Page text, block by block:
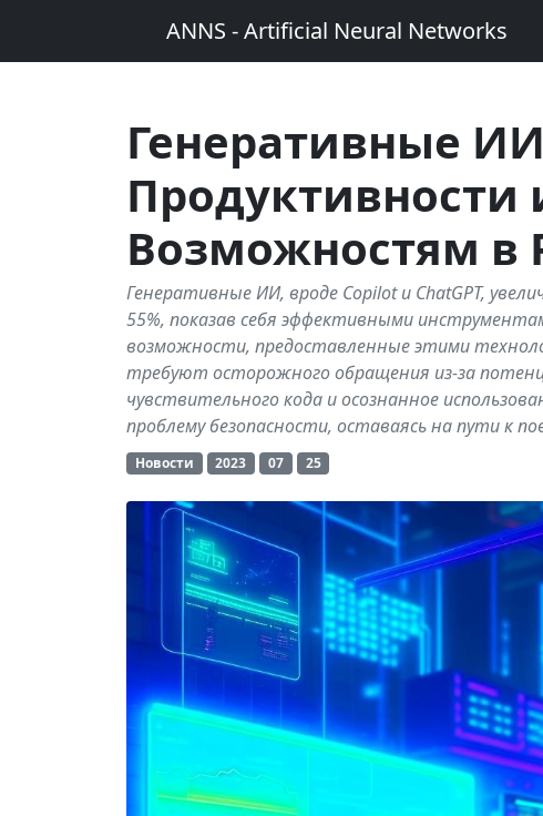
ANNS - Artificial Neural Networks
Генеративные
Возможностям в
Генеративные ИИ, вроде Copilot и ChatGPT,
55%, показав себя эффективными
возможности, предоставленные этими
требуют осторожного обращения из-за
чувствительного кода и осознанное
проблему безопасности, оставаясь на пути к
Новости 2023 07 25